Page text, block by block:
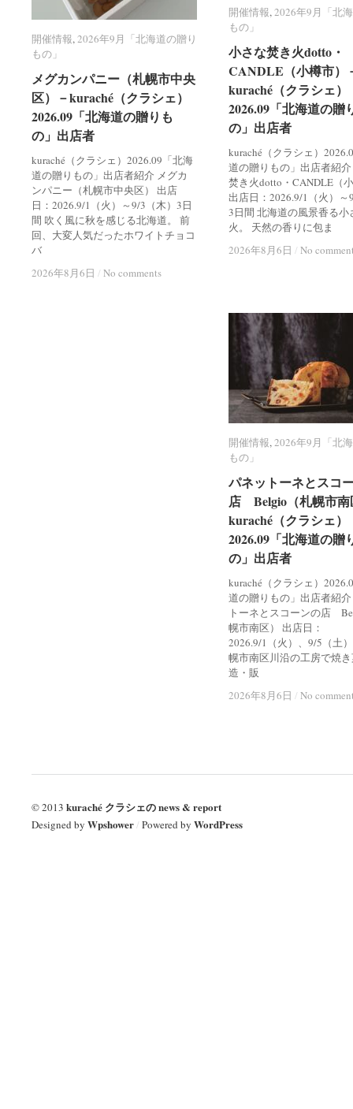
開催情報,2026年9月「北
もの」
小さな焚き火dotto・
CANDLE（小樽市）
kuraché（クラシェ）
2026.09「北海道の贈
の」出店者
kuraché（クラシェ）
道の贈りもの」出店者紹
焚き火dotto・CANDLE（
出店日：2026.9/1（火）～
3日間 北海道の風景香る小
火。 天然の香りに包ま
2026年8月6日 / No
開催情報 2026年9月「北
もの」
小さな焚き火dotto・
CANDLE（小樽市）
kuraché（クラシェ）
2026.09「北海道の贈
の」出店者
2026年8月6日 / No
開催情報,2026年9月「北海道の贈り
もの」
メグカンパニー（札幌市中央
区）－kuraché（クラシェ）
2026.09「北海道の贈りも
の」出店者
kuraché（クラシェ）2026.09「北海
道の贈りもの」出店者紹介 メグカ
ンパニー（札幌市中央区） 出店
日：2026.9/1（火）～9/3（木）3日
間 吹く風に秋を感じる北海道。 前
回、大変人気だったホワイトチョコ
バ
2026年8月6日 / No comments
開催情報 2026年9月「北海道の贈り
もの」
メグカンパニー（札幌市中央
区）－kuraché（クラシェ）
2026.09「北海道の贈りも
の」出店者
2026年8月6日 / No comments
開催情報,2026年9月「北
もの」
パネットーネとスコ
店 Belgio（札幌市南
kuraché（クラシェ）
2026.09「北海道の贈
の」出店者
kuraché（クラシェ）
道の贈りもの」出店者紹
トーネとスコーンの店
幌市南区） 出店日：
2026.9/1（火）、9/5（土
幌市南区川沿の工房で焼
造・販
2026年8月6日 / No
開催情報 2026年9月「北
もの」
パネットーネとスコ
店 Belgio（札幌市南
kuraché（クラシェ）
2026.09「北海道の贈
の」出店者
2026年8月6日 / No
© 2013 kuraché クラシェの news & report
Designed by Wpshower/ Powered by WordPress